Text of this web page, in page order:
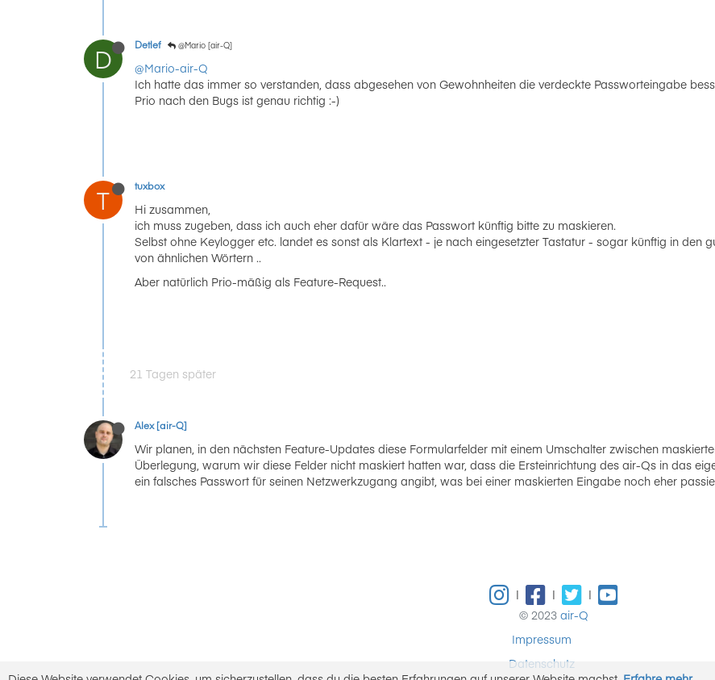
D Detlef @Mario [air-Q]
@Mario-air-Q
Ich hatte das immer so verstanden, dass abgesehen von Gewohnheiten die verdeckte Passworteingabe
Prio nach den Bugs ist genau richtig :-)
T tuxbox
Hi zusammen,
ich muss zugeben, dass ich auch eher dafür wäre das Passwort künftig bitte zu maskieren.
Selbst ohne Keylogger etc. landet es sonst als Klartext - je nach eingesetzter Tastatur - sogar künftig in den
von ähnlichen Wörtern ..
Aber natürlich Prio-mäßig als Feature-Request..
21 Tagen später
Alex [air-Q]
Wir planen, in den nächsten Feature-Updates diese Formularfelder mit einem Umschalter zwischen
Überlegung, warum wir diese Felder nicht maskiert hatten war, dass die Ersteinrichtung des air-Qs in das
ein falsches Passwort für seinen Netzwerkzugang angibt, was bei einer maskierten Eingabe noch eher
| |
|
© 2023 air-Q
Impressum
Datenschutz